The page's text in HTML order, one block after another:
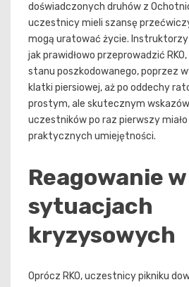
doświadczonych druhów z
uczestnicy mieli szansę
mogą uratować życie.
jak prawidłowo przeprowadzić
stanu poszkodowanego, poprzez
klatki piersiowej, aż po oddechy
prostym, ale skutecznym
uczestników po raz pierwszy
praktycznych umiejętności.
Reagowanie w
sytuacjach
kryzysowych
Oprócz RKO, uczestnicy pikniku